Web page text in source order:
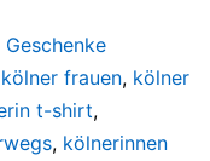
kölner frauen, kölner
t-shirt,
, kölnerinnen